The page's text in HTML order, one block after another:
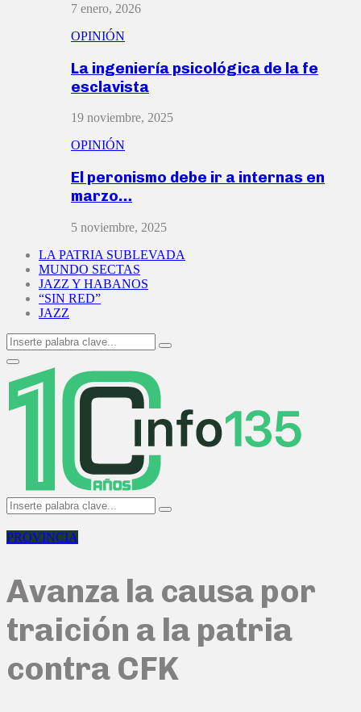
7 enero, 2026
OPINIÓN
La ingeniería psicológica de la fe
esclavista
19 noviembre, 2025
OPINIÓN
El peronismo debe ir a internas en
marzo…
5 noviembre, 2025
LA PATRIA SUBLEVADA
MUNDO SECTAS
JAZZ Y HABANOS
“SIN RED”
JAZZ
Search
for:
Search
Primary
Menu
Search
for:
Search
PROVINCIA
Avanza la causa por
traición a la patria
contra CFK